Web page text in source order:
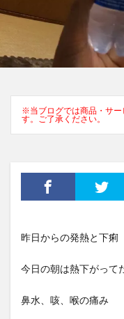
※当ブログでは商品・サー
す。ご了承ください。
昨日からの発熱と下痢
今日の朝は熱下がって
鼻水、咳、喉の痛み